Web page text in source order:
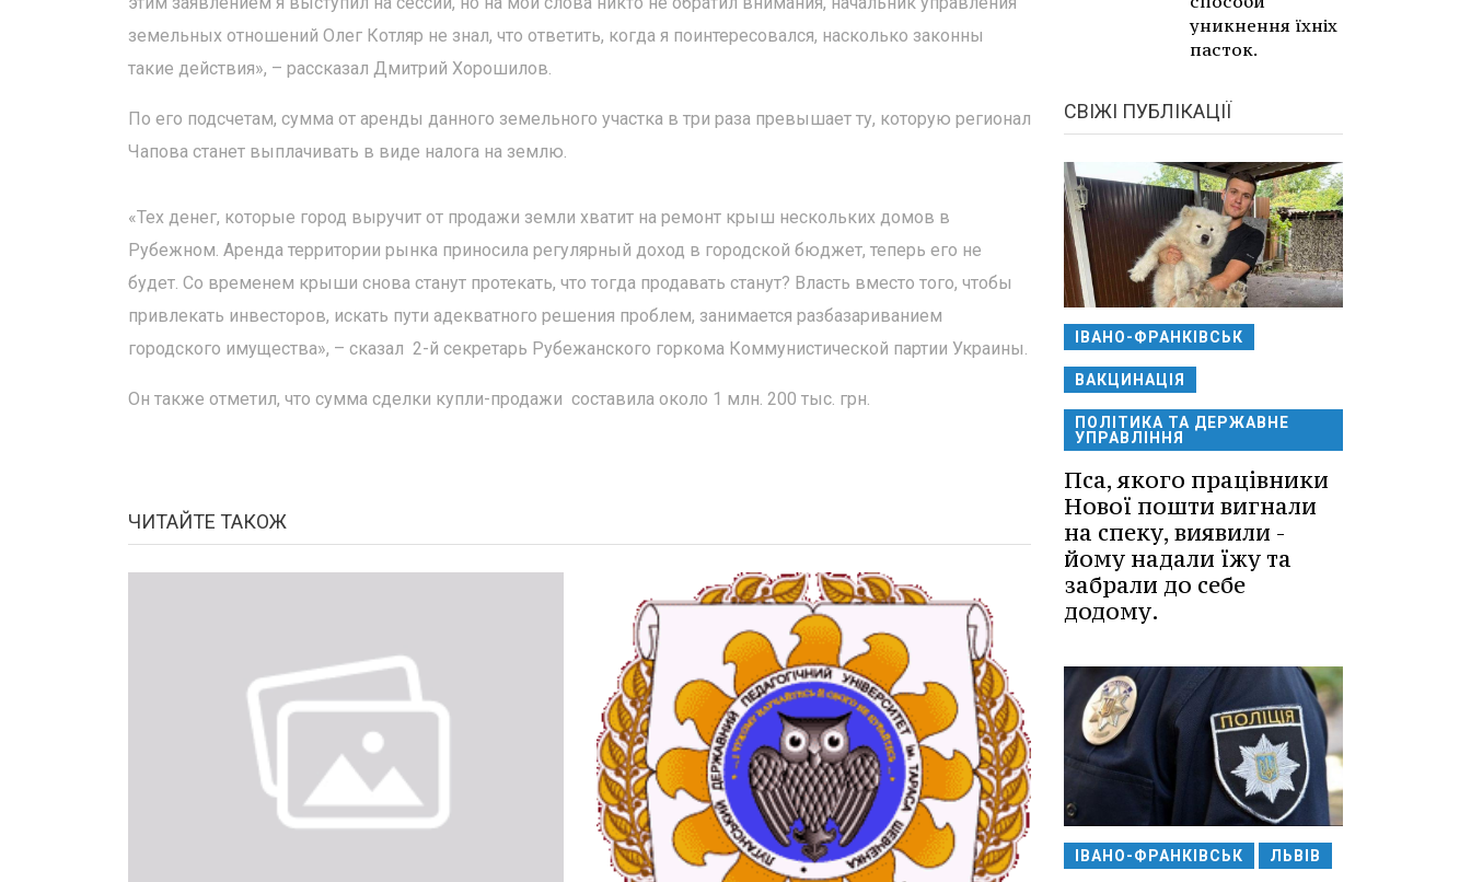
земельных отношений Олег Котляр не знал, что ответить, когда я поинтересовался, насколько законны
такие действия», – рассказал Дмитрий Хорошилов.
По его подсчетам, сумма от аренды данного земельного участка в три раза превышает ту, которую регионал
Чапова станет выплачивать в виде налога на землю.
«Тех денег, которые город выручит от продажи земли хватит на ремонт крыш нескольких домов в
Рубежном. Аренда территории рынка приносила регулярный доход в городской бюджет, теперь его не
будет. Со временем крыши снова станут протекать, что тогда продавать станут? Власть вместо того, чтобы
привлекать инвесторов, искать пути адекватного решения проблем, занимается разбазариванием
городского имущества», – сказал 2-й секретарь Рубежанского горкома Коммунистической партии Украины.
Он также отметил, что сумма сделки купли-продажи составила около 1 млн. 200 тыс. грн.
ЧИТАЙТЕ ТАКОЖ
уникнення їхніх
пасток.
СВІЖІ ПУБЛІКАЦІЇ
ІВАНО-ФРАНКІВСЬК
ВАКЦИНАЦІЯ
ПОЛІТИКА ТА ДЕРЖАВНЕ
УПРАВЛІННЯ
Пса, якого працівники
Нової пошти вигнали
на спеку, виявили -
йому надали їжу та
забрали до себе
додому.
ІВАНО-ФРАНКІВСЬК ЛЬВІВ